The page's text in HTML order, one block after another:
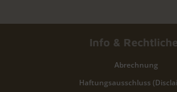
Info &
Abrechnung
Haftungsausschluss